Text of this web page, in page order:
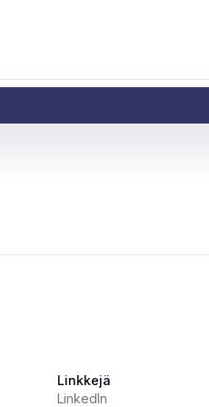
Linkkejä
LinkedIn